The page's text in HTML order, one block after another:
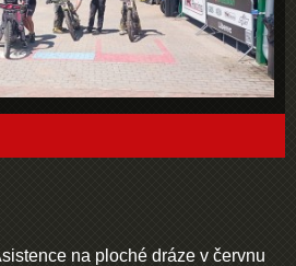
na ploché dráze v červnu